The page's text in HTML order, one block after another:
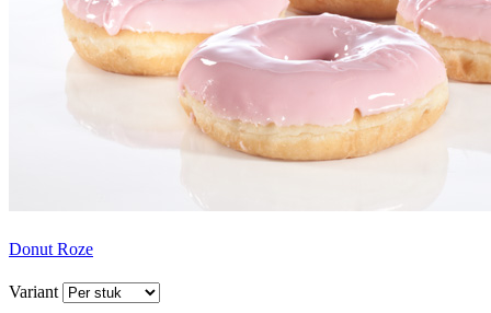
Donut Roze
Variant